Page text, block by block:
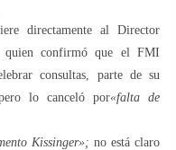
directamente al Director
quien confirmó que el FMI
consultas, parte de su
lo canceló por«falta de
Kissinger»; no está claro